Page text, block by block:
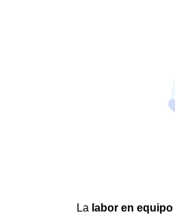
La labor en equipo